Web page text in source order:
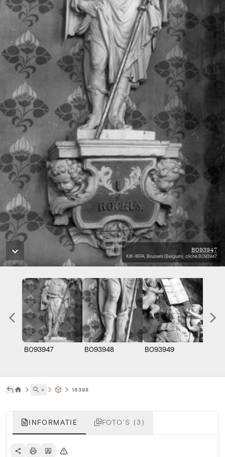
B093947
KIK-IRPA, Brussels (Belgium), cliché B093947
B093947 B093948 B093949
˅ 16398
INFORMATIE FOTO'S (3)